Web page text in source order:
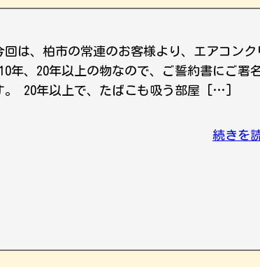
は、柏市の常連のお客様より、エアコンク
年、20年以上の物なので、ご誓約書にご署
。 20年以上で、たばこも吸う部屋 […]
続きを